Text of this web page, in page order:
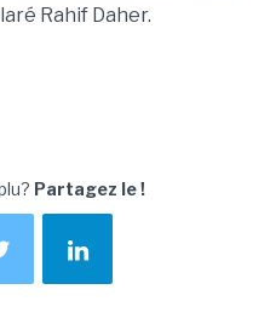
Rahif Daher.
Partagez le !